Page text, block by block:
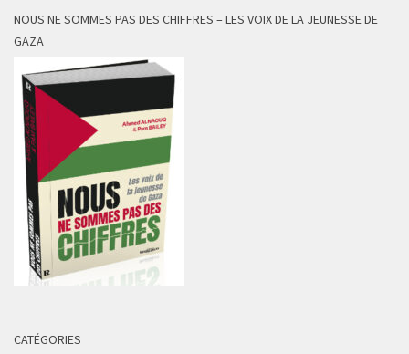
NOUS NE SOMMES PAS DES CHIFFRES – LES VOIX DE LA JEUNESSE DE
GAZA
CATÉGORIES